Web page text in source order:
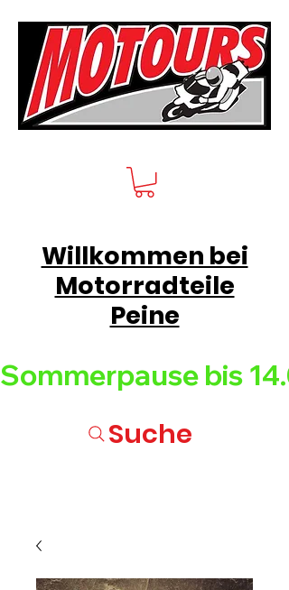
Sommerpause bis
Willkommen bei
Motorradteile
Peine
Suche